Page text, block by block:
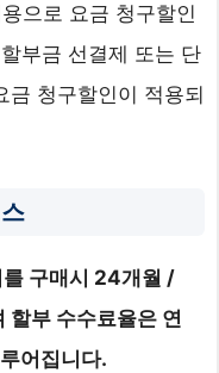
으로 요금 청구할인
부금 선결제 또는 단
금 청구할인이 적용되
구매시 24개월 /
할부 수수료율은 연
어집니다.